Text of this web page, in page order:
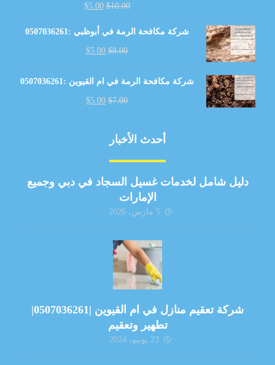
$10.00
$5.00
شركة مكافحة الرمة في أبوظبي :0507036261
$8.00
$5.00
شركة مكافحة الرمة في ام القيوين :0507036261
$7.00
$5.00
أحدث الأخبار
دليل شامل لخدمات غسيل السجاد في دبي وجميع
الإمارات
5 مارس، 2026
شركة تعقيم منازل في ام القيوين |0507036261|
تطهير وتعقيم
23 يونيو، 2024